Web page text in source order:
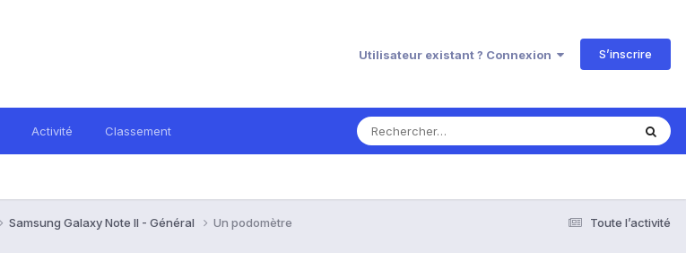
Utilisateur existant ? Connexion S’inscrire
Activité Classement
Toute l’activité
Samsung Galaxy Note II - Général Un podomètre